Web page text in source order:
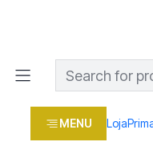
MENU Loja
Os melhores preços em
Home Loja Casa e
CAFETEIRA